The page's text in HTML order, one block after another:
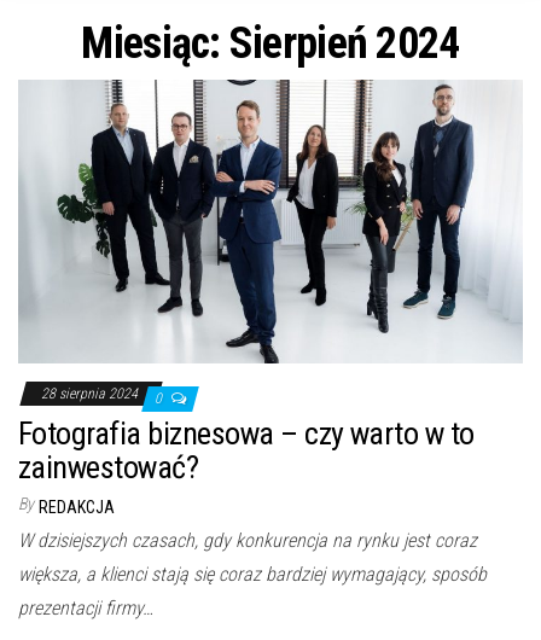
Miesiąc: Sierpień 2024
28 sierpnia 2024 0
Fotografia biznesowa – czy warto w to
zainwestować?
By REDAKCJA
W dzisiejszych czasach, gdy konkurencja na rynku jest coraz
większa, a klienci stają się coraz bardziej wymagający, sposób
prezentacji firmy…